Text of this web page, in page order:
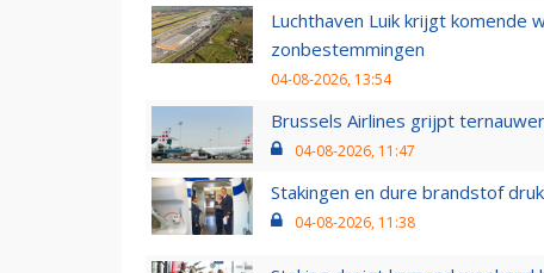
Luchthaven Luik krijgt komende
zonbestemmingen
04-08-2026, 13:54
Brussels Airlines grijpt
04-08-2026, 11:47
Stakingen en dure brandstof
04-08-2026, 11:38